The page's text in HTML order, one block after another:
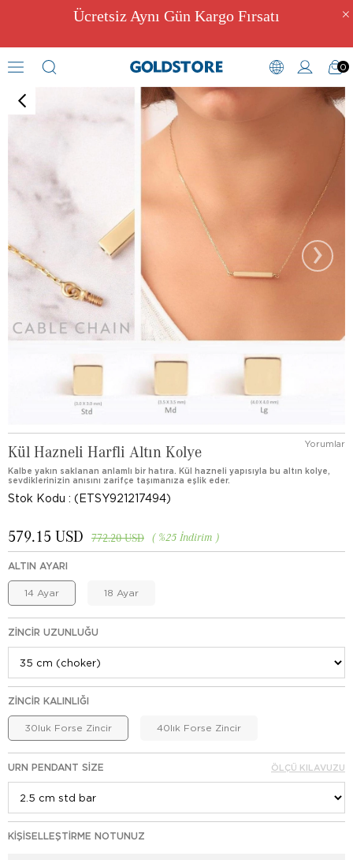
Ücretsiz Aynı Gün Kargo Fırsatı
0
Kül Hazneli Takılar
›
Kül Hazneli Harfli Altın Kolye Yorumlar
Kalbe yakın saklanan anlamlı bir hatıra. Kül hazneli yapısıyla bu altın kolye,
sevdiklerinizin anısını zarifçe taşımanıza eşlik eder.
Stok Kodu (ETSY921217494)
%25 İndirim
772.20 USD
579.15 USD
ALTIN AYARI
14 Ayar 18 Ayar
ZINCIR UZUNLUĞU
ZINCIR KALINLIĞI
30luk Forse Zincir 40lık Forse Zincir
URN PENDANT SIZE ÖLÇÜ KILAVUZU
KIŞISELLEŞTIRME NOTUNUZ